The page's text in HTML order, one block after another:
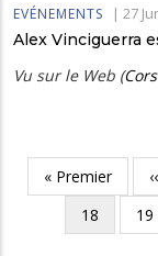
EVÉNEMENTS | 27
Alex Vinciguerra
Vu sur le Web (
Pagination
Première
page
« Premier ‹‹
Page
courante
18 19